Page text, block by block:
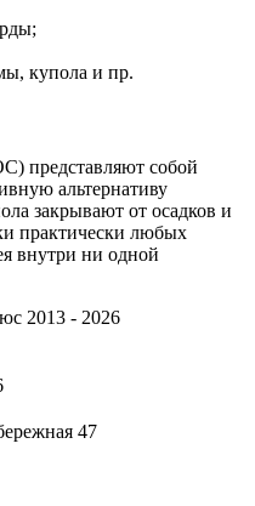
купола и пр.
представляют собой
альтернативу
закрывают от осадков и
практически любых
внутри ни одной
2013 - 2026
47